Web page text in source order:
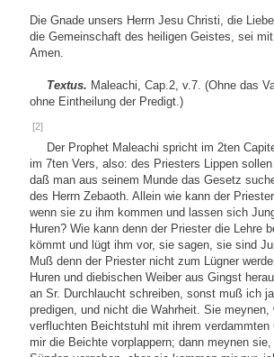
Die Gnade unsers Herrn Jesu Christi, die
die Gemeinschaft des heiligen Geistes, sei
Amen.
Textus. Maleachi, Cap.2, v.7. (Ohne das
ohne Eintheilung der Predigt.)
[2]
Der Prophet Maleachi spricht im 2ten
im 7ten Vers, also: des Priesters Lippen
daß man aus seinem Munde das Gesetz
des Herrn Zebaoth. Allein wie kann der
wenn sie zu ihm kommen und lassen sich
Huren? Wie kann denn der Priester die Lehre
kömmt und lügt ihm vor, sie sagen, sie sind
Muß denn der Priester nicht zum Lügner
Huren und diebischen Weiber aus Gingst
an Sr. Durchlaucht schreiben, sonst muß ich
predigen, und nicht die Wahrheit. Sie
verfluchten Beichtstuhl mit ihrem verdammten
mir die Beichte vorplappern; dann meynen